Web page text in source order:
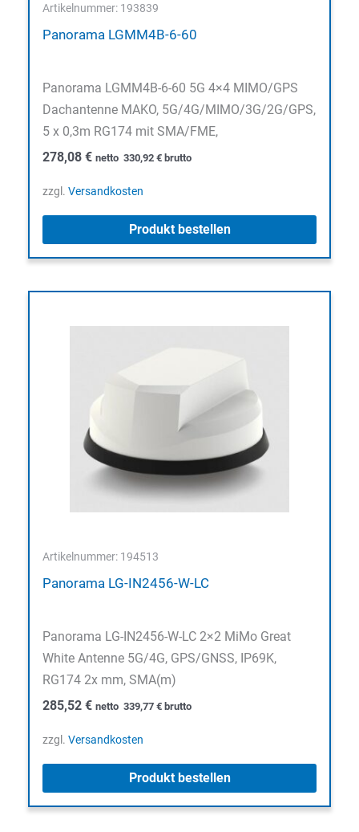
Artikelnummer: 193839
Panorama LGMM4B-6-60
Panorama LGMM4B-6-60 5G 4×4 MIMO/GPS
Dachantenne MAKO, 5G/4G/MIMO/3G/2G/GPS,
5 x 0,3m RG174 mit SMA/FME,
278,08 € netto 330,92 € brutto
zzgl. Versandkosten
Produkt bestellen
Artikelnummer: 194513
Panorama LG-IN2456-W-LC
Panorama LG-IN2456-W-LC 2×2 MiMo Great
White Antenne 5G/4G, GPS/GNSS, IP69K,
RG174 2x mm, SMA(m)
285,52 € netto 339,77 € brutto
zzgl. Versandkosten
Produkt bestellen